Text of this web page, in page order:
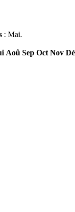
: Mai.
Aoû Sep Oct Nov